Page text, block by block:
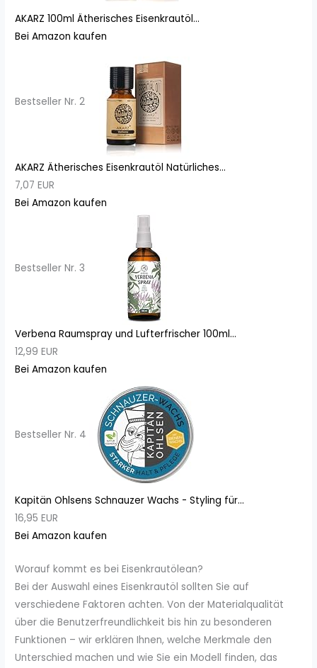
AKARZ 100ml Ätherisches Eisenkrautöl...
Bei Amazon kaufen
Bestseller Nr. 2
AKARZ Ätherisches Eisenkrautöl Natürliches...
7,07 EUR
Bei Amazon kaufen
Bestseller Nr. 3
Verbena Raumspray und Lufterfrischer 100ml...
12,99 EUR
Bei Amazon kaufen
Bestseller Nr. 4
Kapitän Ohlsens Schnauzer Wachs - Styling für...
16,95 EUR
Bei Amazon kaufen
Worauf kommt es bei Eisenkrautölean?
Bei der Auswahl eines Eisenkrautöl sollten Sie auf
verschiedene Faktoren achten. Von der Materialqualität
über die Benutzerfreundlichkeit bis hin zu besonderen
Funktionen – wir erklären Ihnen, welche Merkmale den
Unterschied machen und wie Sie ein Modell finden, das